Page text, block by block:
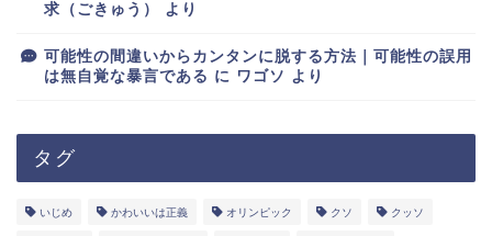
求（ごきゅう）
より
可能性の間違いからカンタンに脱する方法｜可能性の誤用
は無自覚な暴言である に ワゴソ より
タグ
いじめ かわいいは正義 オリンピック クソ クッソ